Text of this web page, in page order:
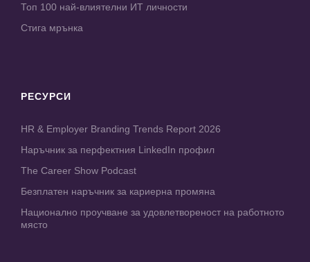
Топ 100 най-влиятелни ИТ личности
Стига мрънка
РЕСУРСИ
HR & Employer Branding Trends Report 2026
Наръчник за перфектния LinkedIn профил
The Career Show Podcast
Безплатен наръчник за кариерна промяна
Национално проучване за удовлетвореност на работното
място